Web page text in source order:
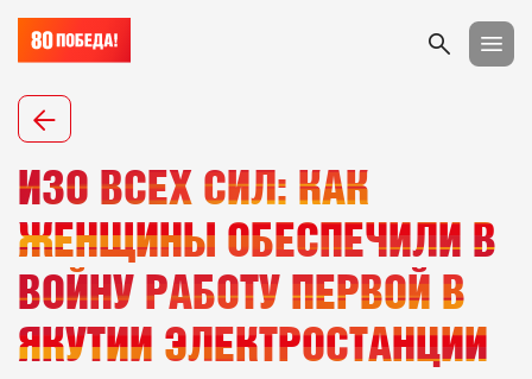
ИЗО ВСЕХ СИЛ: КАК
ЖЕНЩИНЫ ОБЕСПЕЧИЛИ В
ВОЙНУ РАБОТУ ПЕРВОЙ В
ЯКУТИИ ЭЛЕКТРОСТАНЦИИ